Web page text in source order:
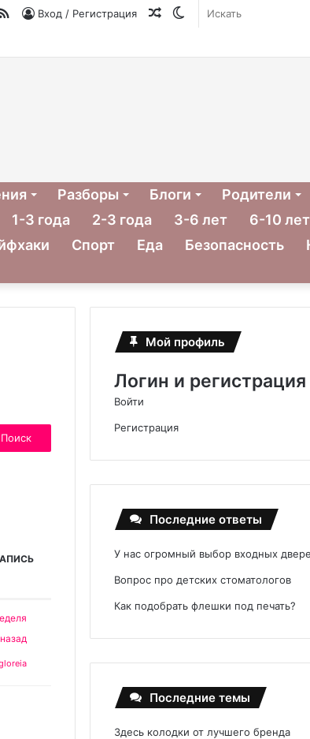
Switch
Случайная
Вход / Регистрация
RSS
Разборы Блоги
Родители
1-3 года 2-3 года 3-6 лет 6-10 лет
Спорт Еда Безопасность
назад
Мой профиль
Логин и регистрация
Войти
Регистрация
Последние ответы
У нас огромный выбор входных
Вопрос про детских стоматологов
Как подобрать флешки под печать?
Последние темы
Здесь колодки от лучшего бренда